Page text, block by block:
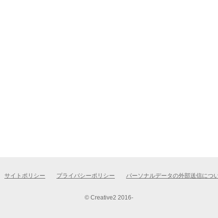
サイトポリシー プライバシーポリシー パーソナルデータの外部送信につ
© Creative2 2016-